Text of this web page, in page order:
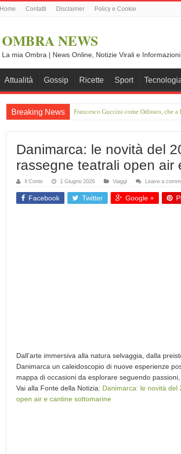
Home Contatti Disclaimer Policy e Cookie
OMBRA NEWS
La mia Ombra | News Online, Notizie Virali e
Attualità Gossip Ricette Sport
Breaking News Francesco Guccini come Odisseo, che
Vince Tempera: “Il mio primo incontro
Danimarca: le novità del
rassegne teatrali open air
Il Conte 1 Giugno 2026 Viaggi Leave a
Facebook Twitter Google +
Dall’arte immersiva alla natura selvaggia, dalla
Danimarca un caleidoscopio di nuove esperienze
mappa di occasioni da esplorare seguendo
Vai alla Fonte della Notizia: Danimarca: le novità del
open air e cantine sottomarine